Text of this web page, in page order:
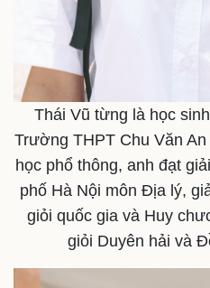
Thái Vũ từng là học
Trường THPT Chu Văn
học phổ thông, anh đạt
phố Hà Nội môn Địa lý,
giỏi quốc gia và Huy
giỏi Duyên hải và